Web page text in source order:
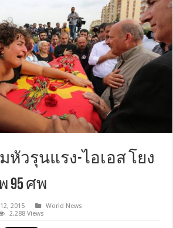
หัวรุนแรง-ไอเอส โยง
95 ศพ
2015
World News
2,288 Views